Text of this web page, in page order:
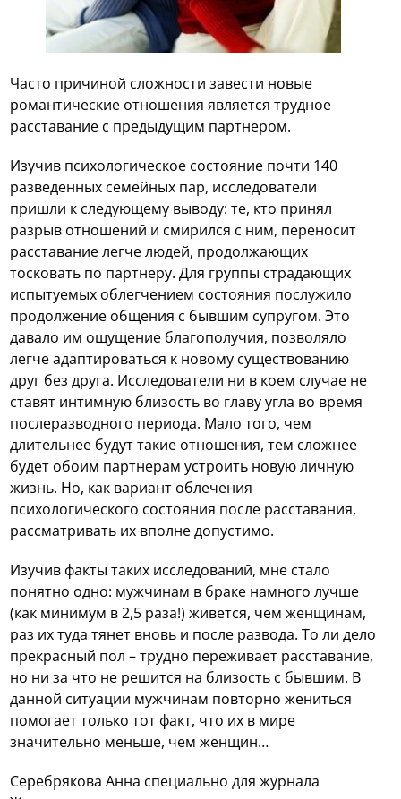
Часто причиной сложности завести новые
романтические отношения является трудное
расставание с предыдущим партнером.
Изучив психологическое состояние почти 140
разведенных семейных пар, исследователи
пришли к следующему выводу: те, кто принял
разрыв отношений и смирился с ним, переносит
расставание легче людей, продолжающих
тосковать по партнеру. Для группы страдающих
испытуемых облегчением состояния послужило
продолжение общения с бывшим супругом. Это
давало им ощущение благополучия, позволяло
легче адаптироваться к новому существованию
друг без друга. Исследователи ни в коем случае не
ставят интимную близость во главу угла во время
послеразводного периода. Мало того, чем
длительнее будут такие отношения, тем сложнее
будет обоим партнерам устроить новую личную
жизнь. Но, как вариант облечения
психологического состояния после расставания,
рассматривать их вполне допустимо.
Изучив факты таких исследований, мне стало
понятно одно: мужчинам в браке намного лучше
(как минимум в 2,5 раза!) живется, чем женщинам,
раз их туда тянет вновь и после развода. То ли дело
прекрасный пол – трудно переживает расставание,
но ни за что не решится на близость с бывшим. В
данной ситуации мужчинам повторно жениться
помогает только тот факт, что их в мире
значительно меньше, чем женщин…
Серебрякова Анна специально для журнала